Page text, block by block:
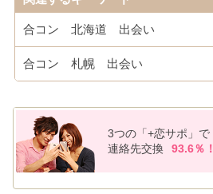
合コン 北海道 出会い
合コン 札幌 出会い
3つの「+恋サポ」で
連絡先交換
93.6％！